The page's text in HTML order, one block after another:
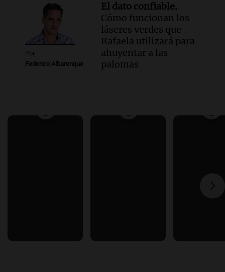
Por
Federico Albarenque
El dato confiable.
Cómo funcionan los
láseres verdes que
Rafaela utilizará para
ahuyentar a las
palomas